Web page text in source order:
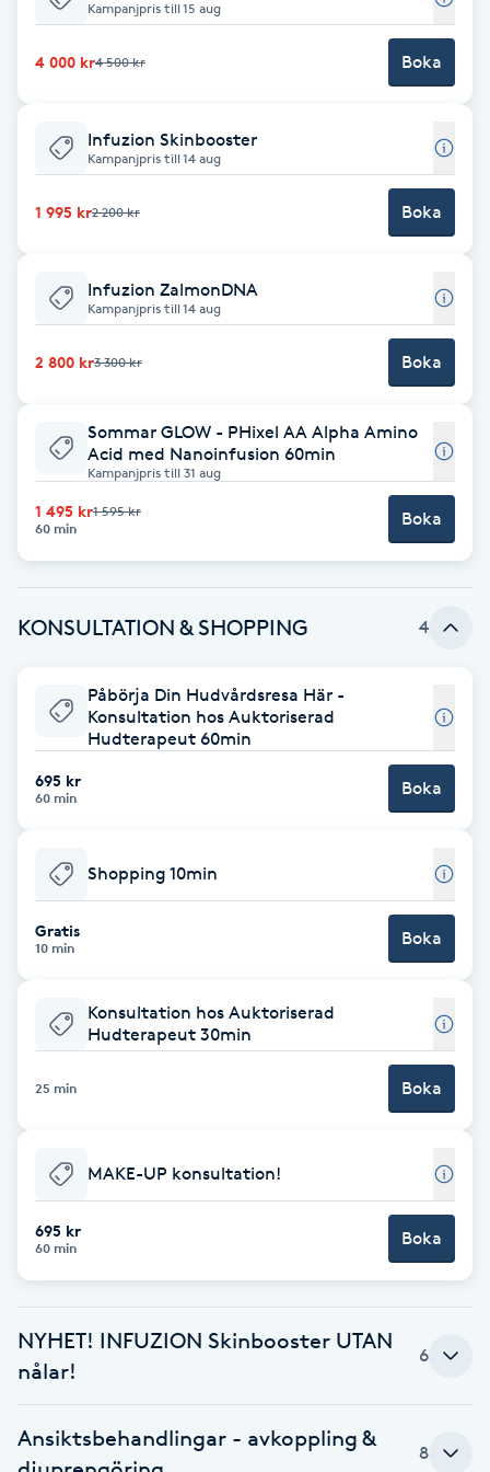
Balayage
Bambumassage
Barber
Barnklippning
Blowout
Bottenfärg
Brynformning
Brynfärgning
Bröllopsuppsättning
Celluliter
Coachning
Color correction
Cryoterapi
Dermapen
Diamantslipning
Enzympeeling
Extensions
Extensions borttagning
Eyeliner-tatuering
Kampanjpris till 15 aug
4 000 kr4 500 kr Boka
Infuzion Skinbooster
Kampanjpris till 14 aug
1 995 kr2 200 kr Boka
Infuzion ZalmonDNA
Kampanjpris till 14 aug
2 800 kr3 300 kr Boka
Sommar GLOW - PHixel AA Alpha Amino
Acid med Nanoinfusion 60min
Kampanjpris till 31 aug
1 495 kr1 595 kr
60 min
Boka
KONSULTATION & SHOPPING 4
Påbörja Din Hudvårdsresa Här -
Konsultation hos Auktoriserad
Hudterapeut 60min
695 kr
60 min Boka
Shopping 10min
Gratis
10 min Boka
Konsultation hos Auktoriserad
Hudterapeut 30min
25 min Boka
MAKE-UP konsultation!
695 kr
60 min Boka
NYHET! INFUZION Skinbooster UTAN
nålar!
6
Ansiktsbehandlingar - avkoppling &
8